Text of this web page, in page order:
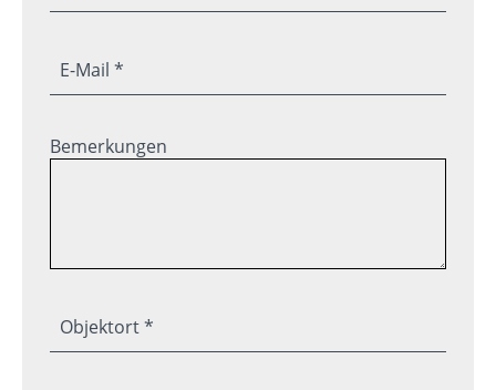
E-Mail *
Bemerkungen
Objektort *